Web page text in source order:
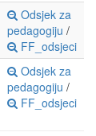
Odsjek za
pedagogiju /
FF_odsjeci
Odsjek za
pedagogiju /
FF_odsjeci